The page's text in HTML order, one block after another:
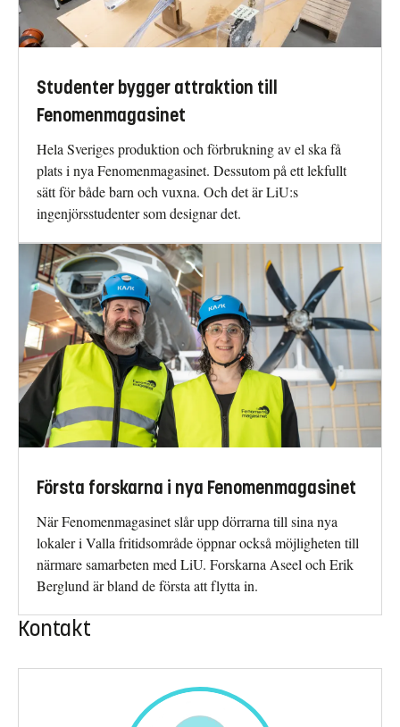
Studenter bygger attraktion till
Fenomenmagasinet
Hela Sveriges produktion och förbrukning av el ska få
plats i nya Fenomenmagasinet. Dessutom på ett lekfullt
sätt för både barn och vuxna. Och det är LiU:s
ingenjörsstudenter som designar det.
Första forskarna i nya Fenomenmagasinet
När Fenomenmagasinet slår upp dörrarna till sina nya
lokaler i Valla fritidsområde öppnar också möjligheten till
närmare samarbeten med LiU. Forskarna Aseel och Erik
Berglund är bland de första att flytta in.
Kontakt